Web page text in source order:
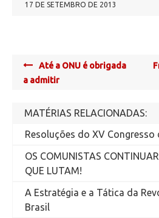
17 DE SETEMBRO DE 2013
Post
navigation
Até a ONU é obrigada
a admitir
MATÉRIAS RELACIONADAS:
Resoluções do XV Congresso
OS COMUNISTAS
QUE LUTAM!
A Estratégia e a Tática da
Brasil